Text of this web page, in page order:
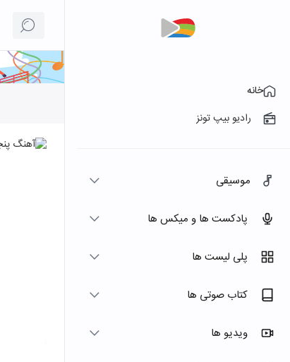
خانه
رادیو بیپ تونز
موسیقی
پادکست ها و میکس ها
پلی لیست ها
کتاب صوتی ها
ویدیو ها